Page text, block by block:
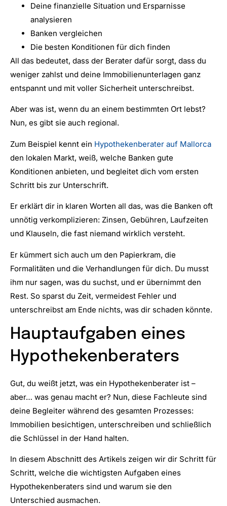
Deine finanzielle Situation und Ersparnisse
analysieren
Banken vergleichen
Die besten Konditionen für dich finden
All das bedeutet, dass der Berater dafür sorgt, dass du
weniger zahlst und deine Immobilienunterlagen ganz
entspannt und mit voller Sicherheit unterschreibst.
Aber was ist, wenn du an einem bestimmten Ort lebst?
Nun, es gibt sie auch regional.
Zum Beispiel kennt ein Hypothekenberater auf Mallorca
den lokalen Markt, weiß, welche Banken gute
Konditionen anbieten, und begleitet dich vom ersten
Schritt bis zur Unterschrift.
Er erklärt dir in klaren Worten all das, was die Banken oft
unnötig verkomplizieren: Zinsen, Gebühren, Laufzeiten
und Klauseln, die fast niemand wirklich versteht.
Er kümmert sich auch um den Papierkram, die
Formalitäten und die Verhandlungen für dich. Du musst
ihm nur sagen, was du suchst, und er übernimmt den
Rest. So sparst du Zeit, vermeidest Fehler und
unterschreibst am Ende nichts, was dir schaden könnte.
Hauptaufgaben eines
Hypothekenberaters
Gut, du weißt jetzt, was ein Hypothekenberater ist –
aber… was genau macht er? Nun, diese Fachleute sind
deine Begleiter während des gesamten Prozesses:
Immobilien besichtigen, unterschreiben und schließlich
die Schlüssel in der Hand halten.
In diesem Abschnitt des Artikels zeigen wir dir Schritt für
Schritt, welche die wichtigsten Aufgaben eines
Hypothekenberaters sind und warum sie den
Unterschied ausmachen.